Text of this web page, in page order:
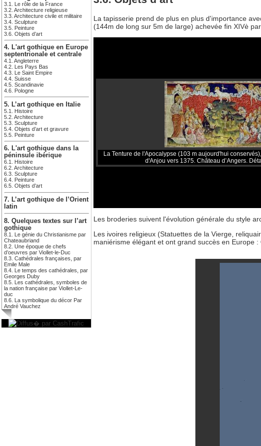
3.1. Le rôle de la France
3.2. Architecture religieuse
3.3. Architecture civile et militaire
3.4. Sculpture
3.5. Peinture
3.6. Objets d’art
4. L'art gothique en Europe
septentrionale et centrale
4.1. Angleterre
4.2. Les Pays Bas
4.3. Le Saint Empire
4.4. Suisse
4.5. Scandinavie
4.6. Pologne
5. L’art gothique en Italie
5.1. Histoire
5.2. Architecture
5.3. Sculpture
5.4. Objets d’art et gravure
5.5. Peinture
6. L'art gothique dans la
péninsule ibérique
6.1. Histoire
6.2. Architecture
6.3. Sculpture
6.4. Peinture
6.5. Objets d’art
7. L’art gothique de l’Orient
latin
8. Quelques textes sur l’art
gothique
8.1. Le génie du Christianisme par
Chateaubriand
8.2. Une époque de chefs
d’oeuvres par Viollet-le-Duc
8.3. Cathédrales françaises, par
Emile Male
8.4. Le temps des cathédrales, par
Georges Duby
8.5. Les cathédrales, symboles de
la nation française par Viollet-Le-
duc
8.6. La symbolique du décor Par
André Vauchez
La tapisserie prend de plus en plus d'importance
(144m de long sur 5m de large) achevée fin XIVè
La Tenture de l'Apocalypse (103 m aujourd'hui
d'Anjou vers 1375. Château d’Angers.
Les broderies suivent l'évolution générale du style
Les ivoires religieux (Statuettes de la Vierge,
maniérisme élégant et ont grand succès en Europe